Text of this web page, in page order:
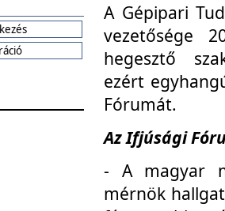
A Gépipari
vezetősége
hegesztő
ezért
Fórumát.
Az Ifjúsági
- A magyar
mérnök